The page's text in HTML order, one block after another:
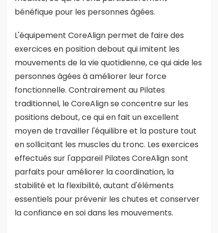
bénéfique pour les personnes âgées.
L'équipement CoreAlign permet de faire des
exercices en position debout qui imitent les
mouvements de la vie quotidienne, ce qui aide les
personnes âgées à améliorer leur force
fonctionnelle. Contrairement au Pilates
traditionnel, le CoreAlign se concentre sur les
positions debout, ce qui en fait un excellent
moyen de travailler l'équilibre et la posture tout
en sollicitant les muscles du tronc. Les exercices
effectués sur l'appareil Pilates CoreAlign sont
parfaits pour améliorer la coordination, la
stabilité et la flexibilité, autant d'éléments
essentiels pour prévenir les chutes et conserver
la confiance en soi dans les mouvements.